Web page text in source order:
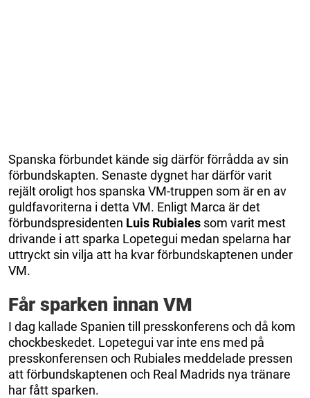
Spanska förbundet kände sig därför förrådda av sin
förbundskapten. Senaste dygnet har därför varit
rejält oroligt hos spanska VM-truppen som är en av
guldfavoriterna i detta VM. Enligt Marca är det
förbundspresidenten Luis Rubiales som varit mest
drivande i att sparka Lopetegui medan spelarna har
uttryckt sin vilja att ha kvar förbundskaptenen under
VM.
Får sparken innan VM
I dag kallade Spanien till presskonferens och då kom
chockbeskedet. Lopetegui var inte ens med på
presskonferensen och Rubiales meddelade pressen
att förbundskaptenen och Real Madrids nya tränare
har fått sparken.